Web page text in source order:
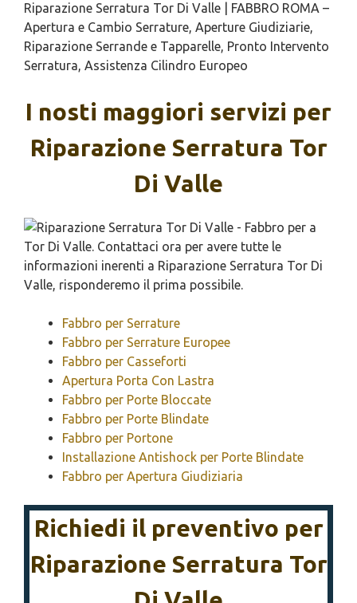
Riparazione Serratura Tor Di Valle | FABBRO ROMA –
Apertura e Cambio Serrature, Aperture Giudiziarie,
Riparazione Serrande e Tapparelle, Pronto Intervento
Serratura, Assistenza Cilindro Europeo
I nosti maggiori servizi per
Riparazione Serratura Tor
Di Valle
Fabbro per Serrature
Fabbro per Serrature Europee
Fabbro per Casseforti
Apertura Porta Con Lastra
Fabbro per Porte Bloccate
Fabbro per Porte Blindate
Fabbro per Portone
Installazione Antishock per Porte Blindate
Fabbro per Apertura Giudiziaria
Richiedi il preventivo per
Riparazione Serratura Tor